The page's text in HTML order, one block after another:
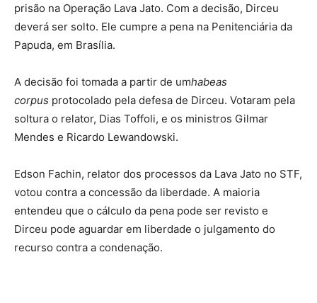
prisão na Operação Lava Jato. Com a decisão, Dirceu
deverá ser solto. Ele cumpre a pena na Penitenciária da
Papuda, em Brasília.
A decisão foi tomada a partir de umhabeas
corpus protocolado pela defesa de Dirceu. Votaram pela
soltura o relator, Dias Toffoli, e os ministros Gilmar
Mendes e Ricardo Lewandowski.
Edson Fachin, relator dos processos da Lava Jato no STF,
votou contra a concessão da liberdade. A maioria
entendeu que o cálculo da pena pode ser revisto e
Dirceu pode aguardar em liberdade o julgamento do
recurso contra a condenação.